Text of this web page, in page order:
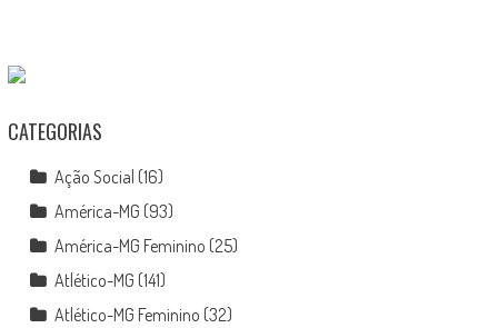
CATEGORIAS
Ação Social (16)
América-MG (93)
América-MG Feminino (25)
Atlético-MG (141)
Atlético-MG Feminino (32)